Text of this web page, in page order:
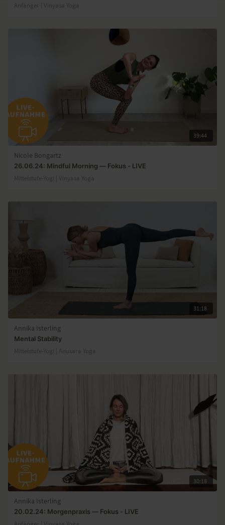
Anfänger | Vinyasa Yoga
39:44
Nicole Bongartz
26.06.24: Mindful Morning — Fokus - LIVE
Mittelstufe-Yogi | Vinyasa Yoga
31:18
Annika Isterling
Mental Stability
Mittelstufe-Yogi | Anusara Yoga
30:18
Annika Isterling
20.02.24: Morgenpraxis — Fokus - LIVE